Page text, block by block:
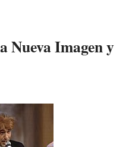
Nueva Imagen y